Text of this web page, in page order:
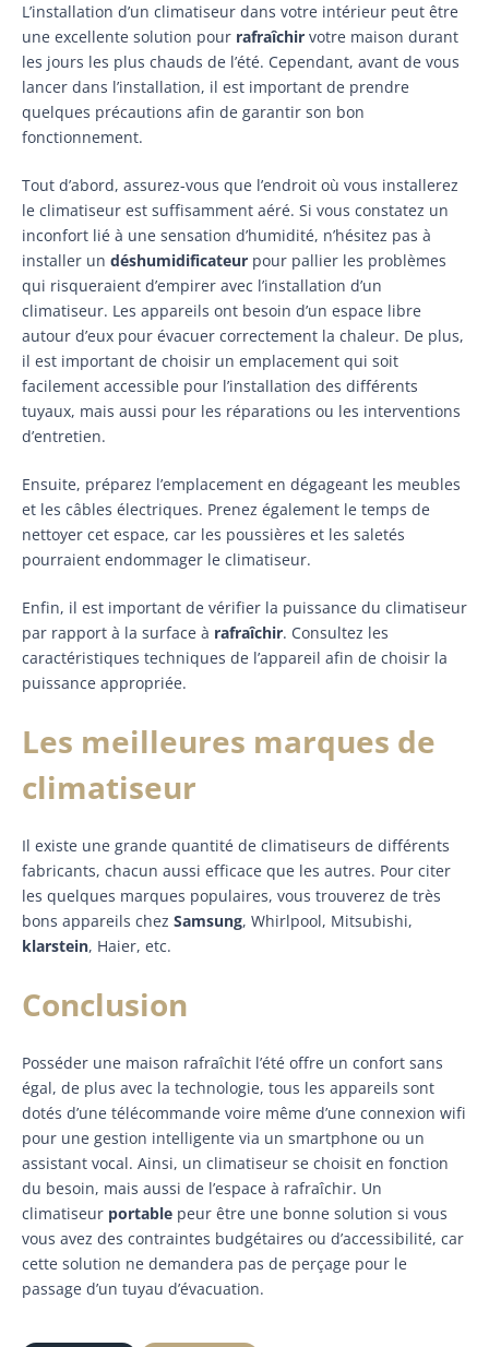
L’installation d’un climatiseur dans votre intérieur peut être
une excellente solution pour rafraîchir votre maison durant
les jours les plus chauds de l’été. Cependant, avant de vous
lancer dans l’installation, il est important de prendre
quelques précautions afin de garantir son bon
fonctionnement.
Tout d’abord, assurez-vous que l’endroit où vous installerez
le climatiseur est suffisamment aéré. Si vous constatez un
inconfort lié à une sensation d’humidité, n’hésitez pas à
installer un déshumidificateur pour pallier les problèmes
qui risqueraient d’empirer avec l’installation d’un
climatiseur. Les appareils ont besoin d’un espace libre
autour d’eux pour évacuer correctement la chaleur. De plus,
il est important de choisir un emplacement qui soit
facilement accessible pour l’installation des différents
tuyaux, mais aussi pour les réparations ou les interventions
d’entretien.
Ensuite, préparez l’emplacement en dégageant les meubles
et les câbles électriques. Prenez également le temps de
nettoyer cet espace, car les poussières et les saletés
pourraient endommager le climatiseur.
Enfin, il est important de vérifier la puissance du climatiseur
par rapport à la surface à rafraîchir. Consultez les
caractéristiques techniques de l’appareil afin de choisir la
puissance appropriée.
Les meilleures marques de
climatiseur
Il existe une grande quantité de climatiseurs de différents
fabricants, chacun aussi efficace que les autres. Pour citer
les quelques marques populaires, vous trouverez de très
bons appareils chez Samsung, Whirlpool, Mitsubishi,
klarstein, Haier, etc.
Conclusion
Posséder une maison rafraîchit l’été offre un confort sans
égal, de plus avec la technologie, tous les appareils sont
dotés d’une télécommande voire même d’une connexion wifi
pour une gestion intelligente via un smartphone ou un
assistant vocal. Ainsi, un climatiseur se choisit en fonction
du besoin, mais aussi de l’espace à rafraîchir. Un
climatiseur portable peur être une bonne solution si vous
vous avez des contraintes budgétaires ou d’accessibilité, car
cette solution ne demandera pas de perçage pour le
passage d’un tuyau d’évacuation.